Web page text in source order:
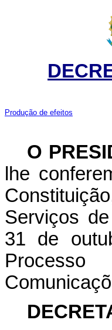
Produção de efeitos
O
lhe
Serviços
31 de
Processo